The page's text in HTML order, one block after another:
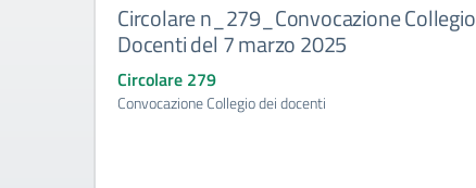
Circolare n_279_Convocazione Collegio
Docenti del 7 marzo 2025
Circolare 279
Convocazione Collegio dei docenti